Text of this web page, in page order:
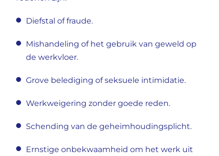
Diefstal of fraude.
Mishandeling of het gebruik van geweld op
de werkvloer.
Grove belediging of seksuele intimidatie.
Werkweigering zonder goede reden.
Schending van de geheimhoudingsplicht.
Ernstige onbekwaamheid om het werk uit